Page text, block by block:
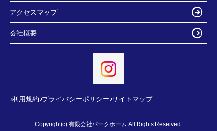
アクセスマップ
会社概要
利用規約 プライバシーポリシー サイトマップ
Copyright(c) 有限会社パークホーム All Rights Reserved.